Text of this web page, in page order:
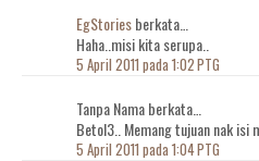
EgStoriesberkata…
Haha..misi kita serupa..
5 April 2011 pada 1:02 PTG
Tanpa Nama berkata…
Betol3.. Memang tujuan nak isi
5 April 2011 pada 1:04 PTG